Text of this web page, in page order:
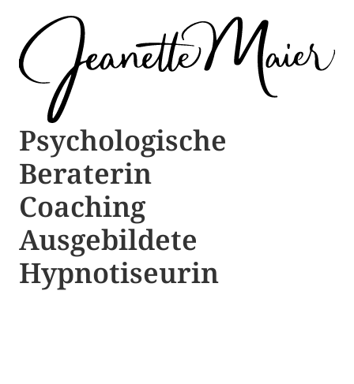
Psychologische ​​
Beraterin
Coaching
Ausgebildete​ ​
Hypnotiseurin